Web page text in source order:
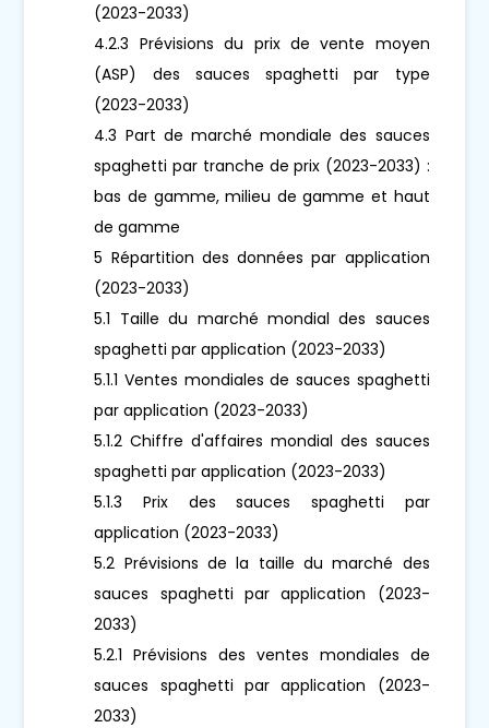
(2023-2033)
4.2.3 Prévisions du prix de vente moyen
(ASP) des sauces spaghetti par type
(2023-2033)
4.3 Part de marché mondiale des sauces
spaghetti par tranche de prix (2023-2033) :
bas de gamme, milieu de gamme et haut
de gamme
5 Répartition des données par application
(2023-2033)
5.1 Taille du marché mondial des sauces
spaghetti par application (2023-2033)
5.1.1 Ventes mondiales de sauces spaghetti
par application (2023-2033)
5.1.2 Chiffre d'affaires mondial des sauces
spaghetti par application (2023-2033)
5.1.3 Prix des sauces spaghetti par
application (2023-2033)
5.2 Prévisions de la taille du marché des
sauces spaghetti par application (2023-
2033)
5.2.1 Prévisions des ventes mondiales de
sauces spaghetti par application (2023-
2033)